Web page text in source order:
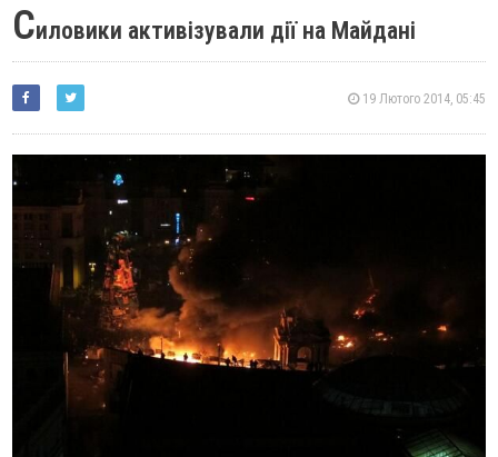
Силовики активізували дії на Майдані
19 Лютого 2014, 05:45